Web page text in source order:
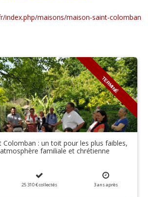
index.php/maisons/maison-saint-colomban
TERMINÉ
Colomban : un toit pour les plus faibles,
familiale et chrétienne
25 310 €collectés 3ansaprès